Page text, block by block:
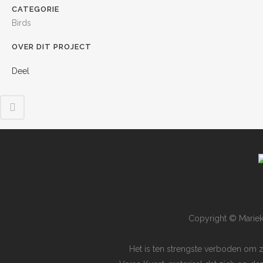
CATEGORIE
Birds
OVER DIT PROJECT
Deel
Copyright ©
Het is ten strengste verboden om